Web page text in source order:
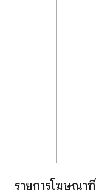
รายการโฆษณา